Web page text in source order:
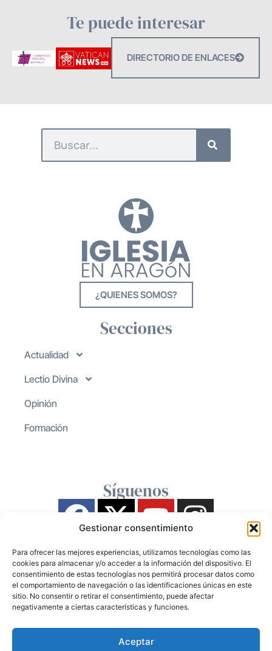
Gestionar consentimiento
Para ofrecer las mejores experiencias, utilizamos tecnologías como las
cookies para almacenar y/o acceder a la información del dispositivo. El
consentimiento de estas tecnologías nos permitirá procesar datos como
el comportamiento de navegación o las identificaciones únicas en este
sitio. No consentir o retirar el consentimiento, puede afectar
negativamente a ciertas características y funciones.
Aceptar
Te puede interesar
DIRECTORIO DE ENLACES
¿QUIENES SOMOS?
Secciones
Actualidad
Lectio Divina
Opinión
Formación
Síguenos